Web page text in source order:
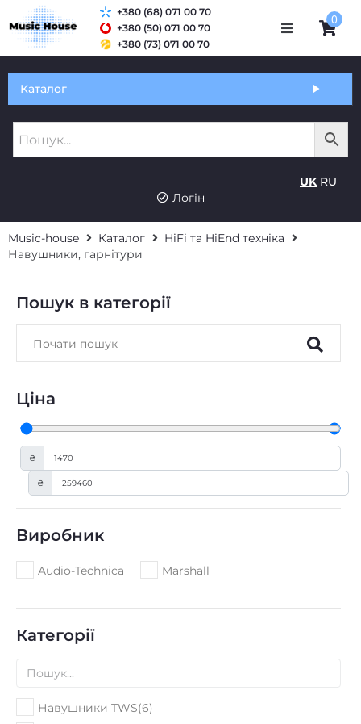
Оплата і доставка
+380 (68) 071 00 70
+380 (50) 071 00 70
+380 (73) 071 00 70
0
Каталог
UK RU
Логін
Music-house Каталог
HiFi та HiEnd техніка
Навушники, гарнітури
Пошук в категорії
Ціна
₴
₴
Виробник
Audio-Technica Marshall
Категорії
Навушники TWS(6)